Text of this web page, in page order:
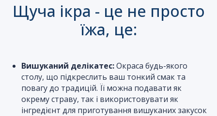
Щуча ікра - це не просто
їжа, це:
Вишуканий делікатес:Окраса будь-якого
столу, що підкреслить ваш тонкий смак та
повагу до традицій. Її можна подавати як
окрему страву, так і використовувати як
інгредієнт для приготування вишуканих закусок